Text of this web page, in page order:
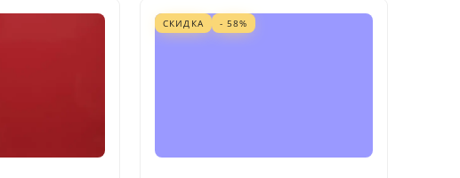
СКИДКА - 58%